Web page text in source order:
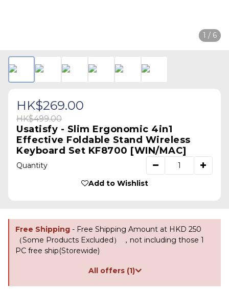
1 / 6
HK$269.00
HK$499.00
Usatisfy - Slim Ergonomic 4in1
Effective Foldable Stand Wireless
Keyboard Set KF8700 [WIN/MAC]
Quantity
Add to Wishlist
Free Shipping - Free Shipping Amount at HKD 250
（Some Products Excluded） ，not including those 1
PC free ship(Storewide)
All offers (1)